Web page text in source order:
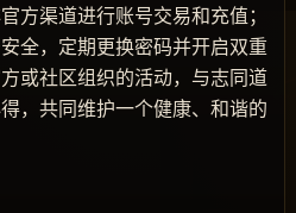
方渠道进行账号交易和充值；
全，定期更换密码并开启双重
或社区组织的活动，与志同道
，共同维护一个健康、和谐的